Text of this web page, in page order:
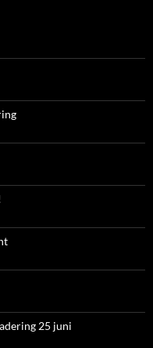
25 juni